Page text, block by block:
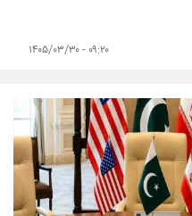
۰۹:۲۰ - ۱۴۰۵/۰۳/۳۰